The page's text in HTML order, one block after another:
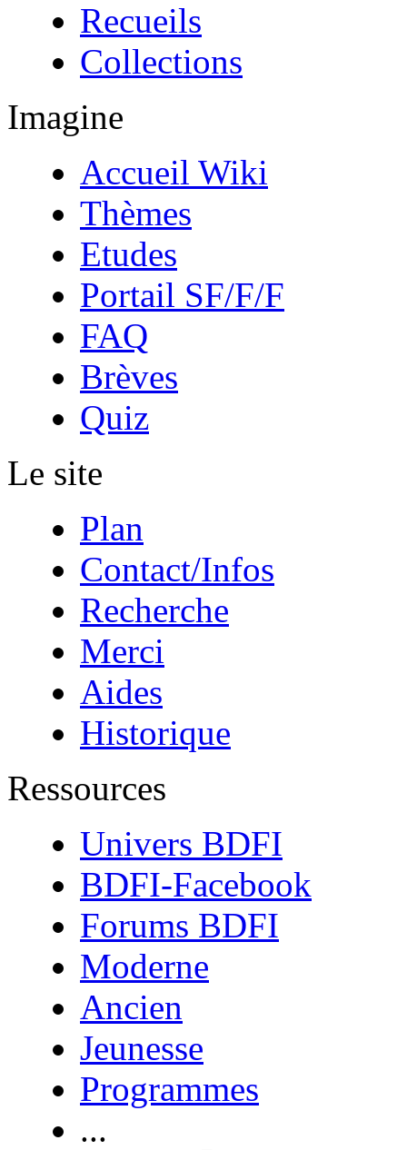
Recueils
Collections
Imagine
Accueil Wiki
Thèmes
Etudes
Portail SF/F/F
FAQ
Brèves
Quiz
Le site
Plan
Contact/Infos
Recherche
Merci
Aides
Historique
Ressources
Univers BDFI
BDFI-Facebook
Forums BDFI
Moderne
Ancien
Jeunesse
Programmes
...